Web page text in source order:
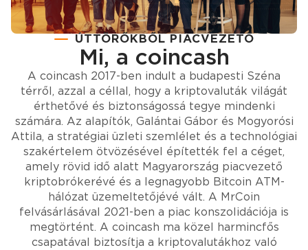
ÚTTÖRŐKBŐL PIACVEZETŐ
Mi, a coincash
A coincash 2017-ben indult a budapesti Széna
térről, azzal a céllal, hogy a kriptovaluták világát
érthetővé és biztonságossá tegye mindenki
számára. Az alapítók, Galántai Gábor és Mogyorósi
Attila, a stratégiai üzleti szemlélet és a technológiai
szakértelem ötvözésével építették fel a céget,
amely rövid idő alatt Magyarország piacvezető
kriptobrókerévé és a legnagyobb Bitcoin ATM-
hálózat üzemeltetőjévé vált. A MrCoin
felvásárlásával 2021-ben a piac konszolidációja is
megtörtént. A coincash ma közel harmincfős
csapatával biztosítja a kriptovalutákhoz való